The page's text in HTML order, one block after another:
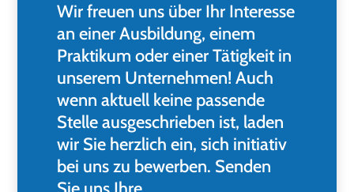
Wir freuen uns über Ihr Interesse
an einer Ausbildung, einem
Praktikum oder einer Tätigkeit in
unserem Unternehmen! Auch
wenn aktuell keine passende
Stelle ausgeschrieben ist, laden
wir Sie herzlich ein, sich initiativ
bei uns zu bewerben. Senden